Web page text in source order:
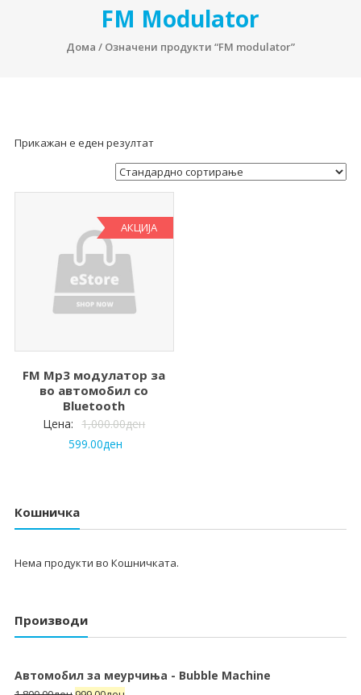
FM Modulator
Дома / Означени продукти “FM modulator”
Прикажан е еден резултат
АКЦИЈА
FM Mp3 модулатор за
во автомобил со
Bluetooth
Цена: 1,000.00ден
599.00ден
Кошничка
Нема продукти во Кошничката.
Производи
Автомобил за меурчиња - Bubble Machine